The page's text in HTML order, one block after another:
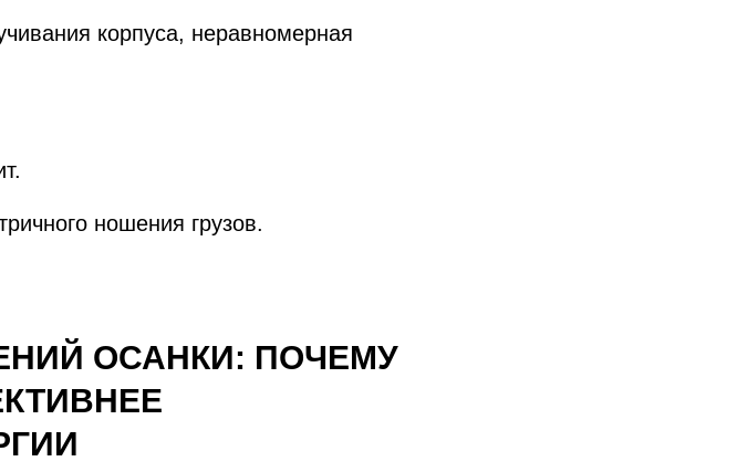
корпуса, неравномерная
ношения грузов.
ОСАНКИ: ПОЧЕМУ